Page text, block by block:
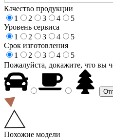
Качество продукции
1
2 3 4
5
Уровень сервиса
1
2 3 4
5
Срок изготовления
1
2 3 4
5
Пожалуйста, докажите, что вы
Похожие модели